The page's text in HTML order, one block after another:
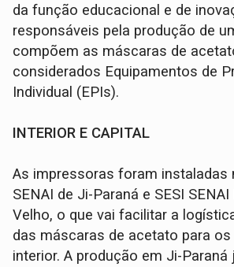
da função educacional e de
responsáveis pela produção de
compõem as máscaras de
considerados Equipamentos de
Individual (EPIs).
INTERIOR E CAPITAL
As impressoras foram instaladas
SENAI de Ji-Paraná e SESI
Velho, o que vai facilitar a
das máscaras de acetato para
interior. A produção em Ji-